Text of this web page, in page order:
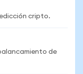
cripto.
de